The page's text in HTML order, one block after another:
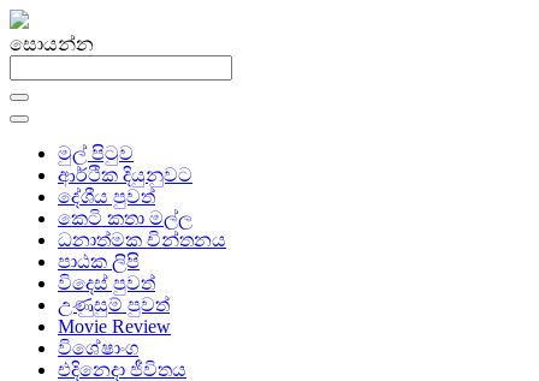
සොයන්න
මුල් පිටුව
ආර්ථික දියුනුවට
දේශීය පුවත්
කෙටි කතා මල්ල
ධනාත්මක චින්තනය
පාඨක ලිපි
විදෙස් පුවත්
උණුසුම් පුවත්
Movie Review
විශේෂාංග
එදිනෙදා ජීවිතය